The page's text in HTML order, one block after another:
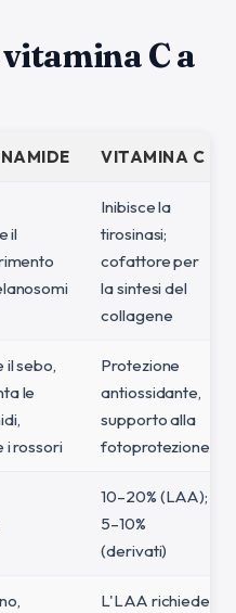
C a
VITAMINA C
il
Inibisce la
tirosinasi;
cofattore per
la sintesi del
collagene
il sebo,
le
i rossori
Protezione
antiossidante,
supporto alla
fotoprotezione
10–20% (LAA);
5–10%
(derivati)
L'LAA richiede